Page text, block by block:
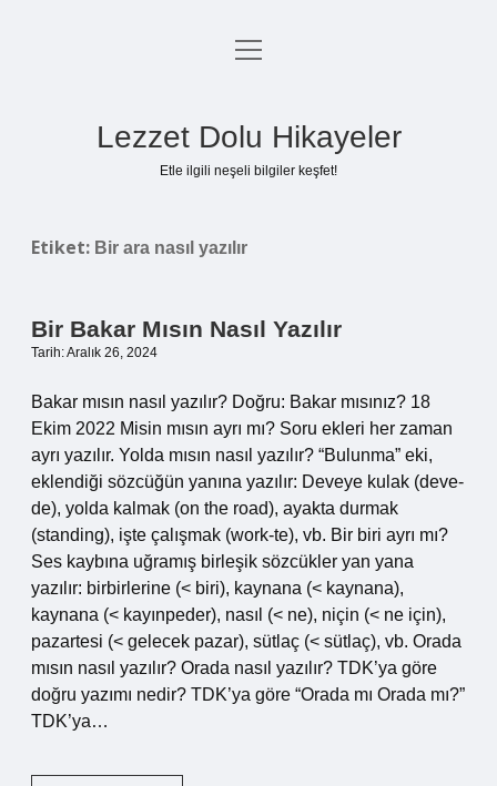
Anasayfa
menüyü
Lezzet Dolu Hikayeler
Etle ilgili neşeli bilgiler keşfet!
Etiket: Bir ara nasıl yazılır
Bir Bakar Mısın Nasıl Yazılır
Tarih: Aralık 26, 2024
Bakar mısın nasıl yazılır? Doğru: Bakar mısınız? 18
Ekim 2022 Misin mısın ayrı mı? Soru ekleri her zaman
ayrı yazılır. Yolda mısın nasıl yazılır? “Bulunma” eki,
eklendiği sözcüğün yanına yazılır: Deveye kulak (deve-
de), yolda kalmak (on the road), ayakta durmak
(standing), işte çalışmak (work-te), vb. Bir biri ayrı mı?
Ses kaybına uğramış birleşik sözcükler yan yana
yazılır: birbirlerine (< biri), kaynana (< kaynana),
kaynana (< kayınpeder), nasıl (< ne), niçin (< ne için),
pazartesi (< gelecek pazar), sütlaç (< sütlaç), vb. Orada
mısın nasıl yazılır? Orada nasıl yazılır? TDK’ya göre
doğru yazımı nedir? TDK’ya göre “Orada mı Orada mı?”
TDK’ya…